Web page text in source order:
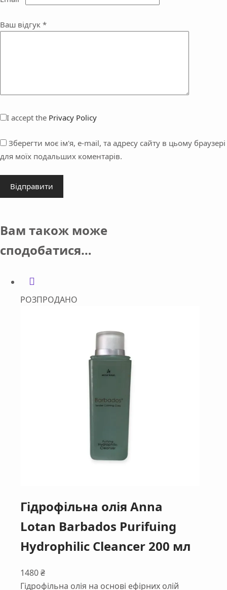
Ваш відгук *
I accept the Privacy Policy
Зберегти моє ім'я, e-mail, та адресу сайту в цьому браузері
для моїх подальших коментарів.
Відправити
Вам також може
сподобатися…
РОЗПРОДАНО
Гідрофільна олія Anna
Lotan Barbados Purifuing
Hydrophilic Cleancer 200 мл
1480₴
Гідрофільна олія на основі ефірних олій